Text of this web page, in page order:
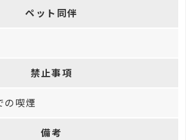
ペット同伴
禁止事項
の喫煙
備考